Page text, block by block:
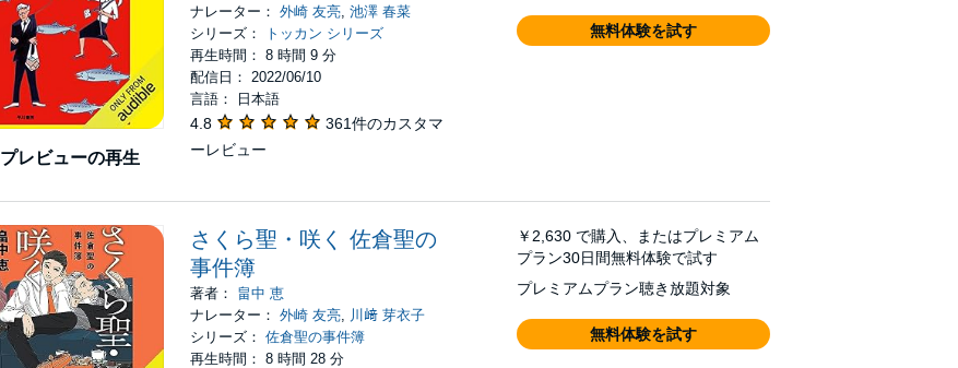
プレビューの再生
ナレーター：外崎 友亮,池澤 春菜
シリーズ：
トッカン シリーズ
再生時間： 8 時間 9 分
配信日： 2022/06/10
言語： 日本語
4.8
361件のカスタマ
ーレビュー
無料体験を試す
さくら聖・咲く 佐倉聖の
事件簿
著者： 畠中 恵
ナレーター：外崎 友亮
川﨑 芽衣子
シリーズ：佐倉聖の事件簿
再生時間： 8 時間 28 分
￥2,630 で購入、またはプレミアム
プラン30日間無料体験で試す
プレミアムプラン聴き放題対象
無料体験を試す